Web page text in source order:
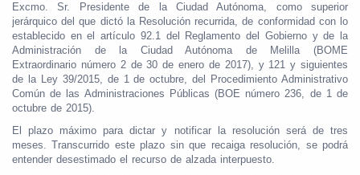
Excmo. Sr. Presidente de la Ciudad Autónoma, como superior
jerárquico del que dictó la Resolución recurrida, de conformidad con lo
establecido en el artículo 92.1 del Reglamento del Gobierno y de la
Administración de la Ciudad Autónoma de Melilla (BOME
Extraordinario número 2 de 30 de enero de 2017), y 121 y siguientes
de la Ley 39/2015, de 1 de octubre, del Procedimiento Administrativo
Común de las Administraciones Públicas (BOE número 236, de 1 de
octubre de 2015).
El plazo máximo para dictar y notificar la resolución será de tres
meses. Transcurrido este plazo sin que recaiga resolución, se podrá
entender desestimado el recurso de alzada interpuesto.